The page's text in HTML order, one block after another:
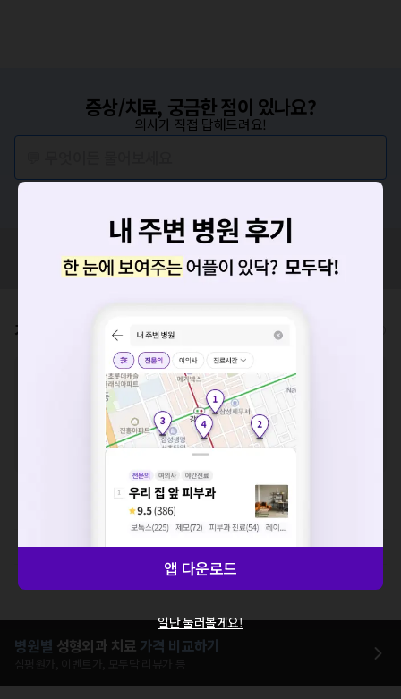
증상/치료, 궁금한 점이 있나요?
의사가 직접 답해드려요!
혹시 잘못된 병원정보가 있나요?
모두닥 팀에 알려주세요!
가격표 비급여/급여 진료란?
비급여 항목의 경우,추가비용 등으로 실제 가격과 상이할 수 있으니, 정확
한 가격은 해당 의료기관에 직접 문의해주세요.
급여 항목의 경우, 건강보험심사평가원에 고지되어 있는 급여 진료 기준 가
격입니다. (진료와 연관된 복합적인 비용이 추가되어, 병원마다 금액이 다르게
산정될 수 있는 점 참고 바랍니다.)
※ 이벤트가, 할인가는
치료재료
병원별 성형외과 치료 가격 비교하기
요청하신 작업을 처리하지 못했습니다.
네트워크 또는 서버의 일시적인 오류로, 잠시 후 다시 시도해주
세요. 지속적으로 문제가 발생할 경우 모두닥 채널톡으로 문의
앱 다운로드
일단 둘러볼게요!